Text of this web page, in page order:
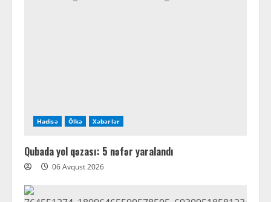
Hadisə Ölkə Xəbərlər
Qubada yol qəzası: 5 nəfər yaralandı
06 Avqust 2026